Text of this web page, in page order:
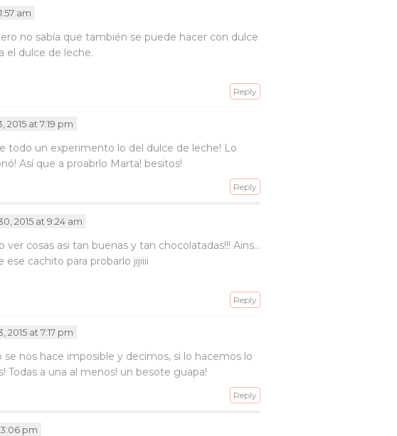
am
no sabía que también se puede hacer con dulce
el dulce de leche.
Reply
2015 at 7:19 pm
todo un experimento lo del dulce de leche! Lo
Así que a proabrlo Marta! besitos!
Reply
2015 at 9:24 am
cosas asi tan buenas y tan chocolatadas!!! Ains…
cachito para probarlo jijiiii
Reply
2015 at 7:17 pm
nos hace imposible y decimos, si lo hacemos lo
Todas a una al menos! un besote guapa!
Reply
pm